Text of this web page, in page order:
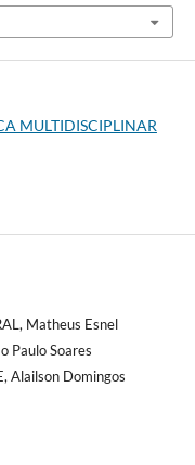
MULTIDISCIPLINAR
Matheus Esnel
Paulo Soares
Alailson Domingos